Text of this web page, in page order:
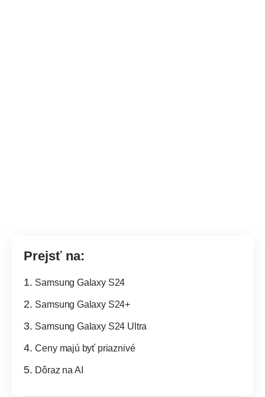
Prejsť na:
Samsung Galaxy S24
Samsung Galaxy S24+
Samsung Galaxy S24 Ultra
Ceny majú byť priaznivé
Dôraz na AI